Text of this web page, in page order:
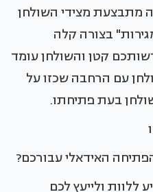
מתבצעת מצידי השולחן
בצורה קלה
קטן והשולחן עומד
עם הרחבה שכזו על
בעת פתיחתו.
האידאלי עבורכם?
ללוות ולייעץ לכם